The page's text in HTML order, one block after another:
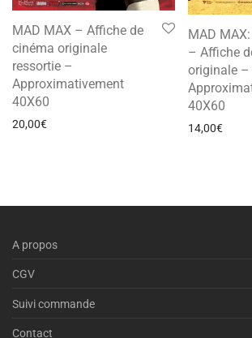
MAD MAX – Affiche de
cinéma originale
ressortie –
Approximativement
40X60
20,00€
MAD MAX:
– Affiche
originale –
40X60
14,00€
A propos
CGV
Suivi commande
Contact